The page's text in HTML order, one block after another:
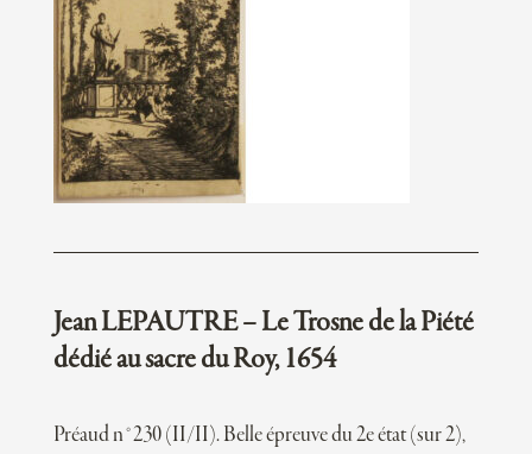
Jean LEPAUTRE – Le Trosne de la Piété
dédié au sacre du Roy, 1654
Préaud n°230 (II/II). Belle épreuve du 2e état (sur 2),